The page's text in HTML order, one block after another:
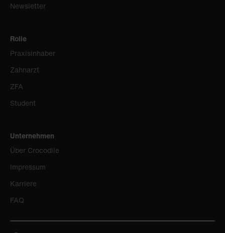
Newsletter
Rolle
Praxisinhaber
Zahnarzt
ZFA
Student
Unternehmen
Über Crocodile
Impressum
Karriere
FAQ